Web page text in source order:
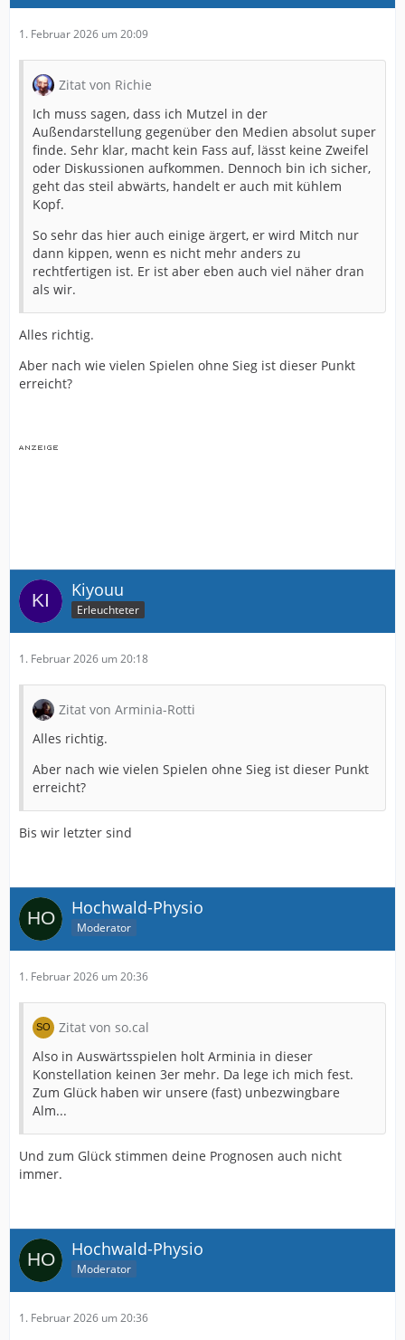
1. Februar 2026 um 20:09
Zitat von Richie
Ich muss sagen, dass ich Mutzel in der
Außendarstellung gegenüber den Medien absolut super
finde. Sehr klar, macht kein Fass auf, lässt keine Zweifel
oder Diskussionen aufkommen. Dennoch bin ich sicher,
geht das steil abwärts, handelt er auch mit kühlem
Kopf.
So sehr das hier auch einige ärgert, er wird Mitch nur
dann kippen, wenn es nicht mehr anders zu
rechtfertigen ist. Er ist aber eben auch viel näher dran
als wir.
Alles richtig.
Aber nach wie vielen Spielen ohne Sieg ist dieser Punkt
erreicht?
Kiyouu
Erleuchteter
1. Februar 2026 um 20:18
Zitat von Arminia-Rotti
Alles richtig.
Aber nach wie vielen Spielen ohne Sieg ist dieser Punkt
erreicht?
Bis wir letzter sind
Hochwald-Physio
Moderator
1. Februar 2026 um 20:36
Zitat von so.cal
Also in Auswärtsspielen holt Arminia in dieser
Konstellation keinen 3er mehr. Da lege ich mich fest.
Zum Glück haben wir unsere (fast) unbezwingbare
Alm...
Und zum Glück stimmen deine Prognosen auch nicht
immer.
Hochwald-Physio
Moderator
1. Februar 2026 um 20:36